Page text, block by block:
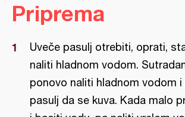
Priprema
Uveče pasulj otrebiti, oprati,
naliti hladnom vodom.
ponovo naliti hladnom vodom
pasulj da se kuva. Kada malo